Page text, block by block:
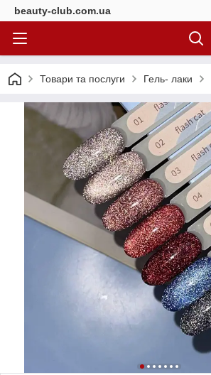
beauty-club.com.ua
Товари та послуги Гель- лаки